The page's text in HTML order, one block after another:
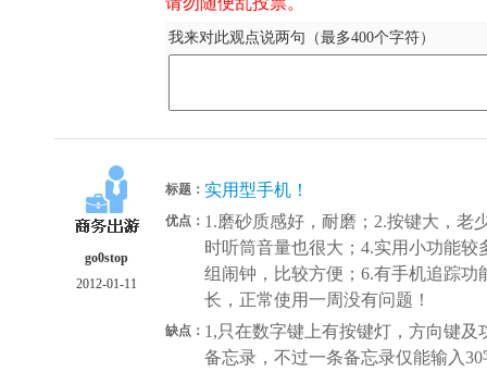
我来对此观点说两句（最多400个字符）
go0stop
2012-01-11
标题： 实用型手机！
优点： 1.磨砂质感好，耐磨；2.按键大，老
时听筒音量也很大；4.实用小功能
组闹钟，比较方便；6.有手机追踪
长，正常使用一周没有问题！
缺点： 1,只在数字键上有按键灯，方向键
备忘录，不过一条备忘录仅能输入